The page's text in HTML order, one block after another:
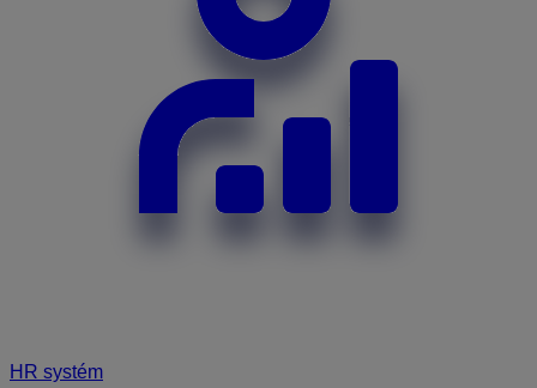
HR systém